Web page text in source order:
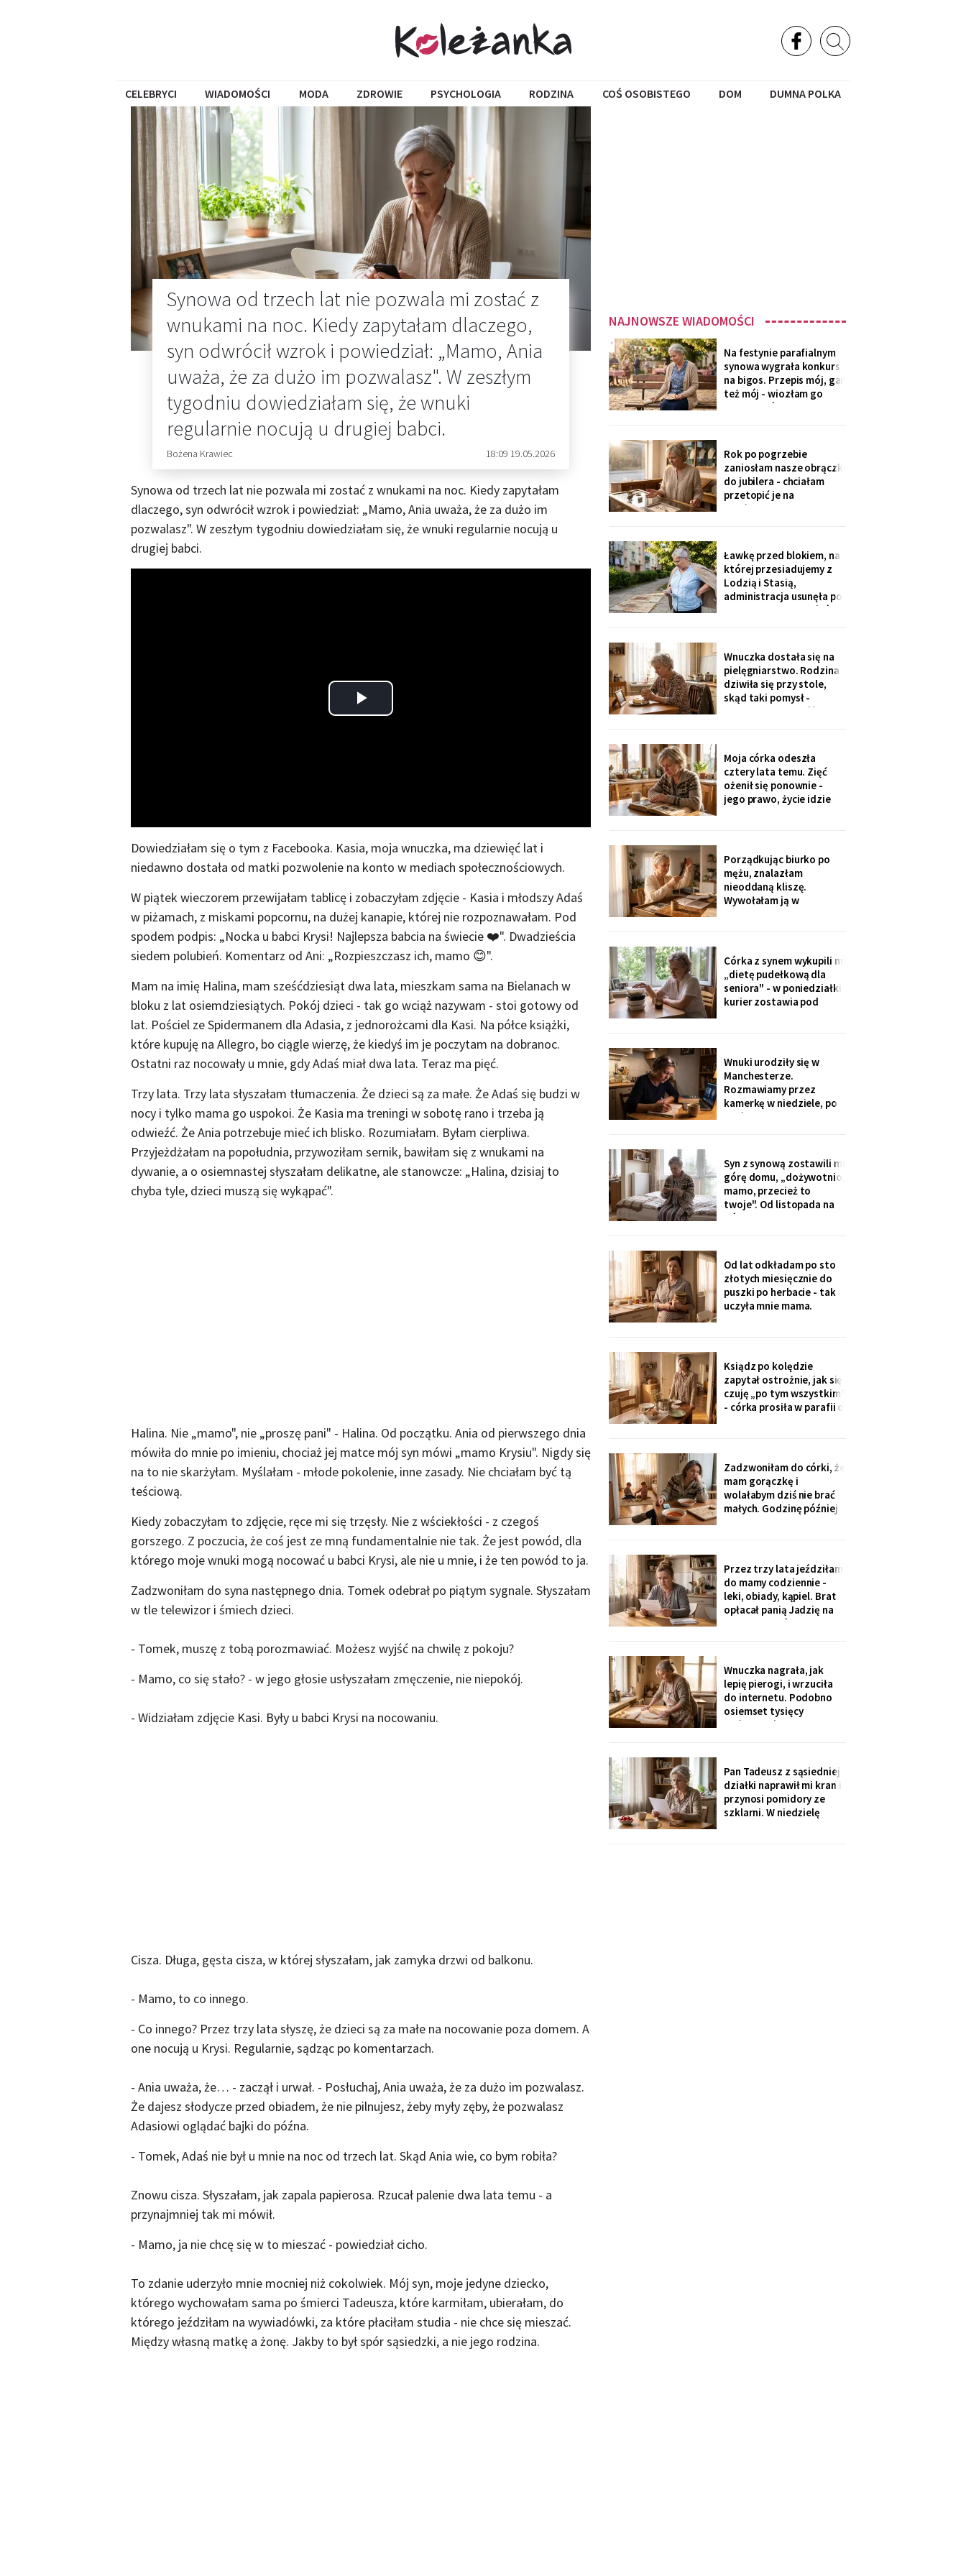
CELEBRYCI WIADOMOŚCI MODA ZDROWIE PSYCHOLOGIA RODZINA COŚ OSOBISTEGO DOM DUMNA POLKA
Synowa od trzech lat nie pozwala mi zostać z
wnukami na noc. Kiedy zapytałam dlaczego,
syn odwrócił wzrok i powiedział: „Mamo, Ania
uważa, że za dużo im pozwalasz". W zeszłym
tygodniu dowiedziałam się, że wnuki
regularnie nocują u drugiej babci.
Bożena Krawiec 18:09 19.05.2026
Synowa od trzech lat nie pozwala mi zostać z wnukami na noc. Kiedy zapytałam
dlaczego, syn odwrócił wzrok i powiedział: „Mamo, Ania uważa, że za dużo im
pozwalasz". W zeszłym tygodniu dowiedziałam się, że wnuki regularnie nocują u
drugiej babci.
Play
Dowiedziałam się o tym z Facebooka. Kasia, moja wnuczka, ma dziewięć lat i
niedawno dostała od matki pozwolenie na konto w mediach społecznościowych.
W piątek wieczorem przewijałam tablicę i zobaczyłam zdjęcie - Kasia i młodszy Adaś
w piżamach, z miskami popcornu, na dużej kanapie, której nie rozpoznawałam. Pod
spodem podpis: „Nocka u babci Krysi! Najlepsza babcia na świecie ❤️". Dwadzieścia
siedem polubień. Komentarz od Ani: „Rozpieszczasz ich, mamo 😊".
Mam na imię Halina, mam sześćdziesiąt dwa lata, mieszkam sama na Bielanach w
bloku z lat osiemdziesiątych. Pokój dzieci - tak go wciąż nazywam - stoi gotowy od
lat. Pościel ze Spidermanem dla Adasia, z jednorożcami dla Kasi. Na półce książki,
które kupuję na Allegro, bo ciągle wierzę, że kiedyś im je poczytam na dobranoc.
Ostatni raz nocowały u mnie, gdy Adaś miał dwa lata. Teraz ma pięć.
Trzy lata. Trzy lata słyszałam tłumaczenia. Że dzieci są za małe. Że Adaś się budzi w
nocy i tylko mama go uspokoi. Że Kasia ma treningi w sobotę rano i trzeba ją
odwieźć. Że Ania potrzebuje mieć ich blisko. Rozumiałam. Byłam cierpliwa.
Przyjeżdżałam na popołudnia, przywoziłam sernik, bawiłam się z wnukami na
dywanie, a o osiemnastej słyszałam delikatne, ale stanowcze: „Halina, dzisiaj to
chyba tyle, dzieci muszą się wykąpać".
Halina. Nie „mamo", nie „proszę pani" - Halina. Od początku. Ania od pierwszego dnia
mówiła do mnie po imieniu, chociaż jej matce mój syn mówi „mamo Krysiu". Nigdy się
na to nie skarżyłam. Myślałam - młode pokolenie, inne zasady. Nie chciałam być tą
teściową.
Kiedy zobaczyłam to zdjęcie, ręce mi się trzęsły. Nie z wściekłości - z czegoś
gorszego. Z poczucia, że coś jest ze mną fundamentalnie nie tak. Że jest powód, dla
którego moje wnuki mogą nocować u babci Krysi, ale nie u mnie, i że ten powód to ja.
Zadzwoniłam do syna następnego dnia. Tomek odebrał po piątym sygnale. Słyszałam
w tle telewizor i śmiech dzieci.
- Tomek, muszę z tobą porozmawiać. Możesz wyjść na chwilę z pokoju?
- Mamo, co się stało? - w jego głosie usłyszałam zmęczenie, nie niepokój.
- Widziałam zdjęcie Kasi. Były u babci Krysi na nocowaniu.
Cisza. Długa, gęsta cisza, w której słyszałam, jak zamyka drzwi od balkonu.
- Mamo, to co innego.
- Co innego? Przez trzy lata słyszę, że dzieci są za małe na nocowanie poza domem. A
one nocują u Krysi. Regularnie, sądząc po komentarzach.
- Ania uważa, że… - zaczął i urwał. - Posłuchaj, Ania uważa, że za dużo im pozwalasz.
Że dajesz słodycze przed obiadem, że nie pilnujesz, żeby myły zęby, że pozwalasz
Adasiowi oglądać bajki do późna.
- Tomek, Adaś nie był u mnie na noc od trzech lat. Skąd Ania wie, co bym robiła?
Znowu cisza. Słyszałam, jak zapala papierosa. Rzucał palenie dwa lata temu - a
przynajmniej tak mi mówił.
- Mamo, ja nie chcę się w to mieszać - powiedział cicho.
To zdanie uderzyło mnie mocniej niż cokolwiek. Mój syn, moje jedyne dziecko,
którego wychowałam sama po śmierci Tadeusza, które karmiłam, ubierałam, do
którego jeździłam na wywiadówki, za które płaciłam studia - nie chce się mieszać.
Między własną matkę a żonę. Jakby to był spór sąsiedzki, a nie jego rodzina.
NAJNOWSZE WIADOMOŚCI
Na festynie parafialnym
synowa wygrała konkurs
na bigos. Przepis mój, gar
też mój - wiozłam go
rano taksówką, żeby się
mikrofonu: „to stary
przepis z mojej rodziny".
Klaskałam razem ze
wszystkimi.
Rok po pogrzebie
zaniosłam nasze obrączki
do jubilera - chciałam
przetopić je na
pierścionek dla wnuczki.
cicho: „Pani jest złota.
Męża - pozłacana, dobra
imitacja, robota sprzed
lat".
Ławkę przed blokiem, na
której przesiadujemy z
Lodzią i Stasią,
administracja usunęła po
„skargach mieszkańców"
jedenaście podpisów.
Rozpoznałam charakter
pisma córki - ma tu
kawalerkę pod wynajem.
„Mamo, bez przesady
Wnuczka dostała się na
pielęgniarstwo. Rodzina
dziwiła się przy stole,
skąd taki pomysł -
przecież mogła „iść na
podnosząc głowy znad
talerza: „bo widziałam,
jak babcia trzy lata
zajmowała się dziadkiem.
Też chcę tak
Moja córka odeszła
cztery lata temu. Zięć
ożenił się ponownie -
jego prawo, życie idzie
ścian, „bo ciocia nie lubi
na nie patrzeć". Dałam jej
mały album - schowała go
do tornistra jak
Porządkując biurko po
mężu, znalazłam
nieoddaną kliszę.
Wywołałam ją w
roześmiana kobieta przy
ognisku. Na ostatniej
klatce on - młody, z
wąsami, obejmuje ją
ramieniem.
Córka z synem wykupili mi
„dietę pudełkową dla
seniora" - w poniedziałki
kurier zostawia pod
jesteśmy spokojni,
mamo". Od marca nikt nie
przyjechał. Na każdym
pudełku naklejka: moje
imię
Wnuki urodziły się w
Manchesterze.
Rozmawiamy przez
kamerkę w niedziele, po
pięć minut, bo „im się
angielsku, a syn
przetłumaczył ze
śmiechem: „pyta, kim jest
ta pani". Kupiłam zeszyt i
uczę się angielskiego
Syn z synową zostawili mi
górę domu, „dożywotnio,
mamo, przecież to
twoje". Od listopada na
górze grzeje tylko jeden
Rano w moim pokoju jest
czternaście stopni.
Termometr przyniosła mi
wnuczka - ona
Od lat odkładam po sto
złotych miesięcznie do
puszki po herbacie - tak
uczyła mnie mama.
wizycie żartuje przy
wszystkich: „u mamy
bank, a my się męczymy z
kredytem". Puszkę
Ksiądz po kolędzie
zapytał ostrożnie, jak się
czuję „po tym wszystkim"
- córka prosiła w parafii o
ja co niedzielę czekam z
obiadem. Ostatni raz
przyszli we wrześniu.
Zadzwoniłam do córki, że
mam gorączkę i
wolałabym dziś nie brać
małych. Godzinę później
przyszedł SMS: „Podasz
im obiad? Wrócimy
głodni".
Przez trzy lata jeździłam
do mamy codziennie -
leki, obiady, kąpiel. Brat
opłacał panią Jadzię na
kilka poranków w
rozliczenie: „twoja
połowa za opiekunkę,
osiem tysięcy. Mama by
tak chciała".
Wnuczka nagrała, jak
lepię pierogi, i wrzuciła
do internetu. Podobno
osiemset tysięcy
wyświetleń - ludzie z
babcie. Córka obejrzała
dwa razy i powiedziała
tylko: „Mamo, mogłaś
chociaż zdjąć ten stary
fartuch".
Pan Tadeusz z sąsiedniej
działki naprawił mi kran i
przynosi pomidory ze
szklarni. W niedzielę